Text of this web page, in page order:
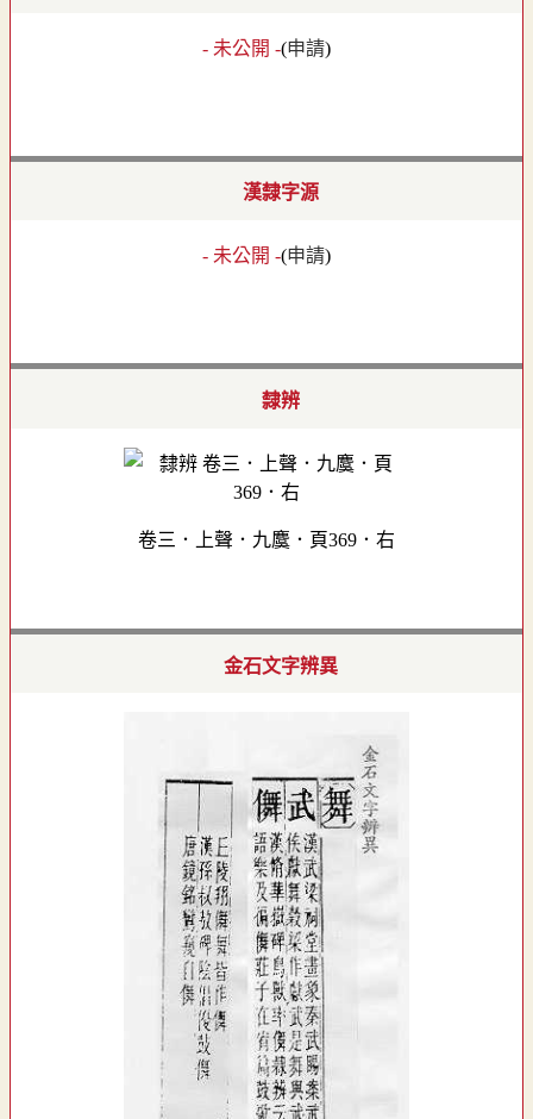
- 未公開 -(申請)
漢隸字源
- 未公開 -(申請)
隸辨
卷三．上聲．九麌．頁369．右
金石文字辨異